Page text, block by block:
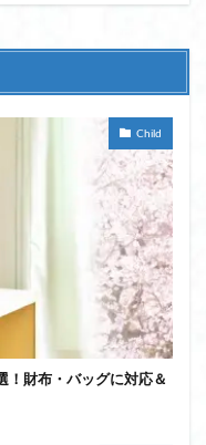
Child
！財布・バッグに対応＆